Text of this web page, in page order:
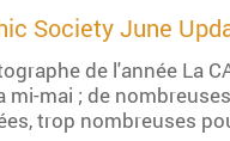
Society June
de l'année La
mai ; de
trop nombreuses